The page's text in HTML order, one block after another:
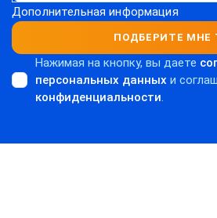
Дополнительная информация
ПОДБЕРИТЕ МНЕ
Нажимая на кнопку, вы даете
персональных данных и
конфиденциальности.